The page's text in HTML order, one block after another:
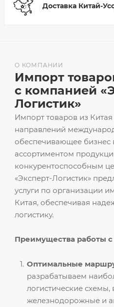
Доставка Китай-
Импорт товаров из
направлений
обеспечивающее
ассортиментом
конкурентоспособным
«Эксперт-Логистик»
услуги по организации
Китая, обеспечивая
логистику.
Преимущества работы
Оптимальные
разрабатываем
логистические
железнодорожные и
О КОМПАНИИ
Импорт
с компанией
Логистик»